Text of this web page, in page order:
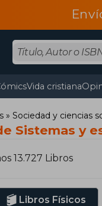
Vida cristiana
Sociedad y ciencias
Sistemas y
13.727 Libros
Libros Físicos